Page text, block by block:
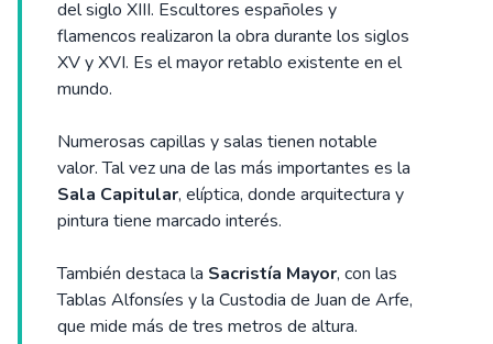
del siglo XIII. Escultores españoles y
flamencos realizaron la obra durante los siglos
XV y XVI. Es el mayor retablo existente en el
mundo.
Numerosas capillas y salas tienen notable
valor. Tal vez una de las más importantes es la
Sala Capitular, elíptica, donde arquitectura y
pintura tiene marcado interés.
También destaca la Sacristía Mayor, con las
Tablas Alfonsíes y la Custodia de Juan de Arfe,
que mide más de tres metros de altura.